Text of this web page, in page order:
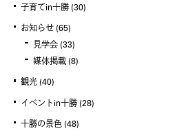
子育てin十勝 (30)
お知らせ (65)
見学会 (33)
媒体掲載 (8)
観光 (40)
イベントin十勝 (28)
十勝の景色 (48)